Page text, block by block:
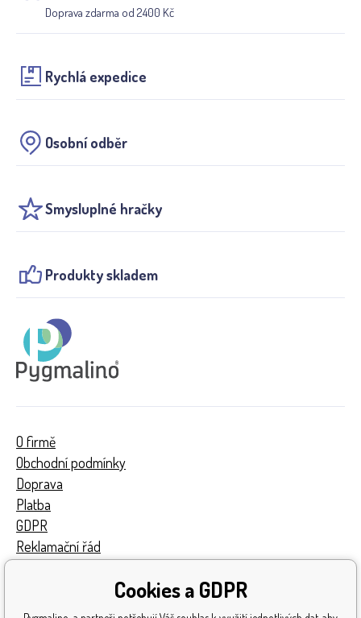
Doprava zdarma od 2400 Kč
Rychlá expedice
Osobní odběr
Smysluplné hračky
Produkty skladem
O firmě
Obchodní podmínky
Doprava
Platba
GDPR
Reklamační řád
Získaná ocenění
Cookies a GDPR